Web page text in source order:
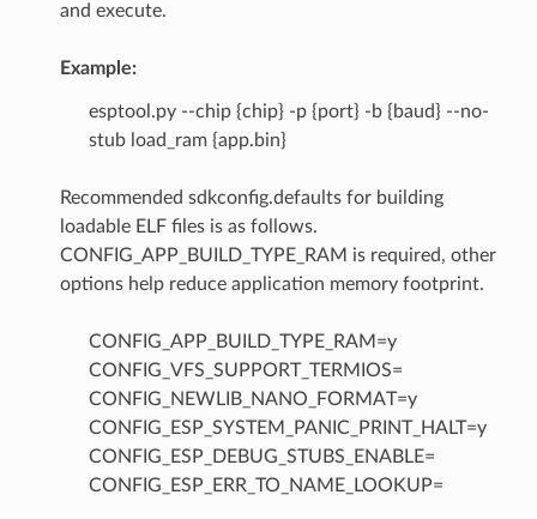
and execute.
Example:
esptool.py --chip {chip} -p {port} -b {baud} --no-
stub load_ram {app.bin}
Recommended sdkconfig.defaults for building
loadable ELF files is as follows.
CONFIG_APP_BUILD_TYPE_RAM is required, other
options help reduce application memory footprint.
CONFIG_APP_BUILD_TYPE_RAM=y
CONFIG_VFS_SUPPORT_TERMIOS=
CONFIG_NEWLIB_NANO_FORMAT=y
CONFIG_ESP_SYSTEM_PANIC_PRINT_HALT=y
CONFIG_ESP_DEBUG_STUBS_ENABLE=
CONFIG_ESP_ERR_TO_NAME_LOOKUP=